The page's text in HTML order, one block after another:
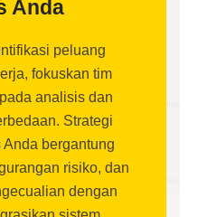
Anda
peluang
fokuskan tim
analisis dan
Strategi
bergantung
risiko, dan
dengan